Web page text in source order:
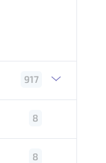
917
8
8